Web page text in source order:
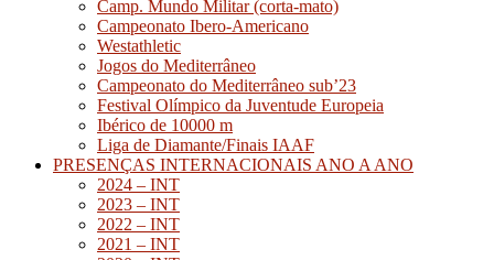
Camp. Mundo Militar (corta-mato)
Campeonato Ibero-Americano
Westathletic
Jogos do Mediterrâneo
Campeonato do Mediterrâneo sub’23
Festival Olímpico da Juventude Europeia
Ibérico de 10000 m
Liga de Diamante/Finais IAAF
PRESENÇAS INTERNACIONAIS ANO A ANO
2024 – INT
2023 – INT
2022 – INT
2021 – INT